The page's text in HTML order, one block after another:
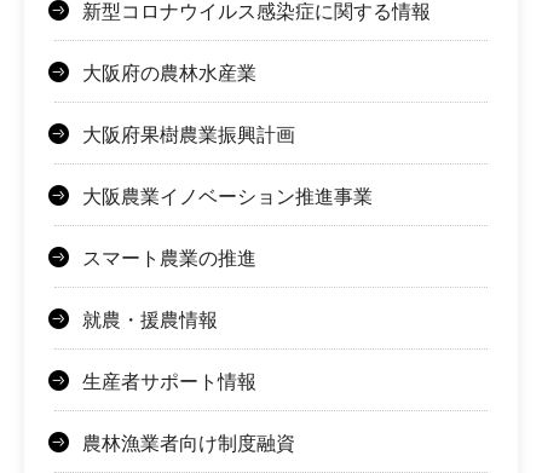
新型コロナウイルス感染症に関する情報
大阪府の農林水産業
大阪府果樹農業振興計画
大阪農業イノベーション推進事業
スマート農業の推進
就農・援農情報
生産者サポート情報
農林漁業者向け制度融資